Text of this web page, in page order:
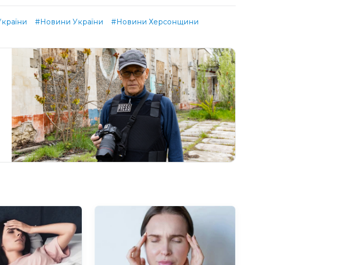
#Новини України #Новини Херсонщини